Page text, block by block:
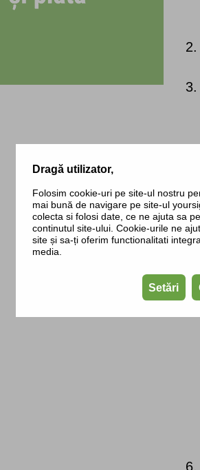
Dragă utilizator,
Folosim cookie-uri pe site-ul nostru
mai bună de navigare pe site-ul
colecta si folosi date, ce ne ajuta sa
continutul site-ului. Cookie-urile ne
site și sa-ți oferim functionalitati
media.
Setări